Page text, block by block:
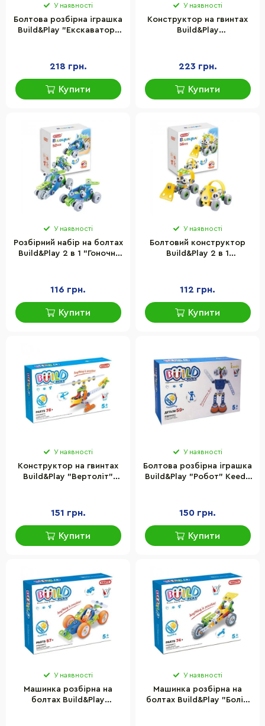
У наявності
Болтова розбірна іграшка
Build&Play "Екскаватор"
218 грн.
Купити
У наявності
Конструктор на гвинтах
Build&Play
223 грн.
Купити
У наявності
Розбірний набір на болтах
Build&Play 2 в 1 "Гоночні
116 грн.
Купити
У наявності
Болтовий конструктор
Build&Play 2 в 1
112 грн.
Купити
У наявності
Конструктор на гвинтах
Build&Play "Вертоліт"
151 грн.
Купити
У наявності
Болтова розбірна іграшка
Build&Play "Робот" Keedo
150 грн.
Купити
У наявності
Машинка розбірна на
болтах Build&Play
У наявності
Машинка розбірна на
болтах Build&Play "Болід